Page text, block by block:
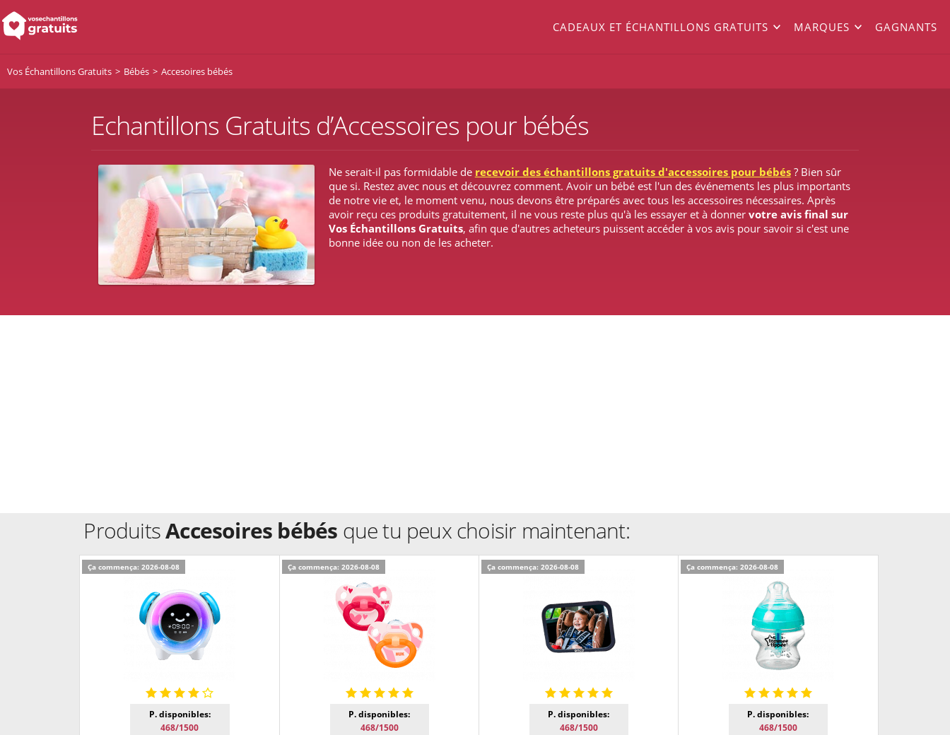
CADEAUX ET ÉCHANTILLONS GRATUITS MARQUES GAGNANTS
Vos Échantillons Gratuits Bébés Accesoires bébés
Echantillons Gratuits d’Accessoires pour bébés
Ne serait-il pas formidable de recevoir des échantillons gratuits d'accessoires pour bébés? Bien sûr
que si. Restez avec nous et découvrez comment. Avoir un bébé est l'un des événements les plus importants
de notre vie et, le moment venu, nous devons être préparés avec tous les accessoires nécessaires. Après
avoir reçu ces produits gratuitement, il ne vous reste plus qu'à les essayer et à donner votre avis final sur
Vos Échantillons Gratuits, afin que d'autres acheteurs puissent accéder à vos avis pour savoir si c'est une
bonne idée ou non de les acheter.
ProduitsAccesoires bébés que tu peux choisir maintenant:
Ça commença: 2026-08-08
P. disponibles:
468/1500
Ça commença: 2026-08-08
P. disponibles:
468/1500
Ça commença: 2026-08-08
P. disponibles:
468/1500
Ça commença: 2026-08-08
P. disponibles:
468/1500